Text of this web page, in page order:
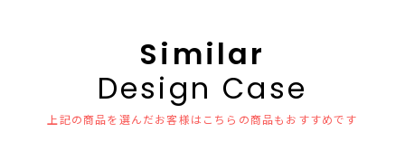
Similar
Design Case
上記の商品を選んだお客様はこちらの商品もおすすめです